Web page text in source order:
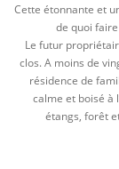
Cette étonnante et
de quoi
Le futur
clos. A moins de
résidence de
calme et boisé à
étangs, forêt